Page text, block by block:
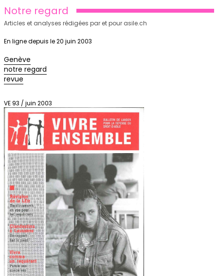
Notre regard
Articles et analyses rédigées par et pour asile.ch
En ligne depuis le 20 juin 2003
Genève
notre regard
revue
VE 93 / juin 2003